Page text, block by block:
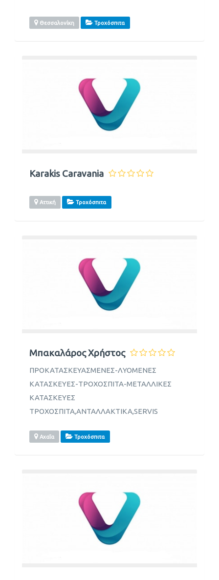
Θεσσαλονίκη Τροχόσπιτα
Karakis Caravania
Αττική Τροχόσπιτα
Μπακαλάρος Χρήστος
ΠΡΟΚΑΤΑΣΚΕΥΑΣΜΕΝΕΣ-ΛΥΟΜΕΝΕΣ
ΚΑΤΑΣΚΕΥΕΣ-ΤΡΟΧΟΣΠΙΤΑ-ΜΕΤΑΛΛΙΚΕΣ
ΚΑΤΑΣΚΕΥΕΣ
ΤΡΟΧΟΣΠΙΤΑ,ΑΝΤΑΛΛΑΚΤΙΚΑ,SERVIS
Αχαΐα Τροχόσπιτα